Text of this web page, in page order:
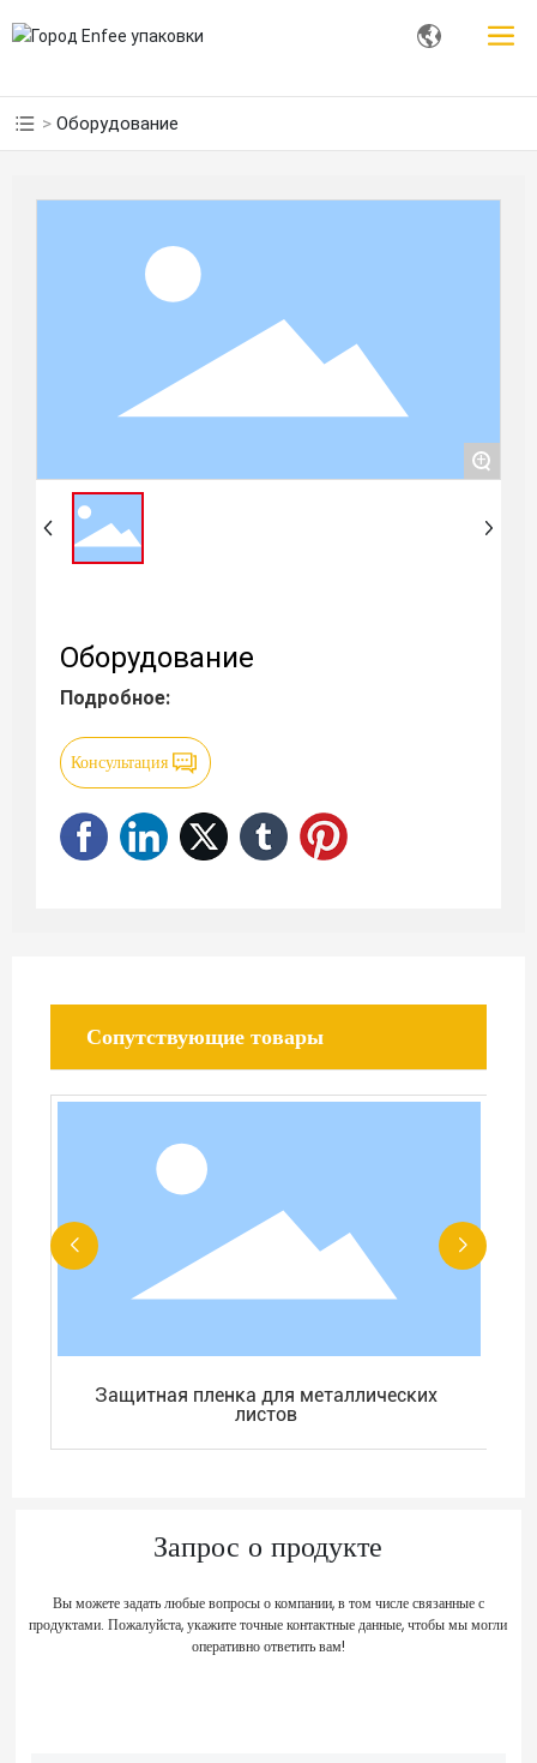
Оборудование
+
Оборудование
Подробное:
Консультация
Сопутствующие товары
Защитная пленка для металлических
листов
Запрос о продукте
Вы можете задать любые вопросы о компании, в том числе связанные с
продуктами. Пожалуйста, укажите точные контактные данные, чтобы мы могли
оперативно ответить вам!